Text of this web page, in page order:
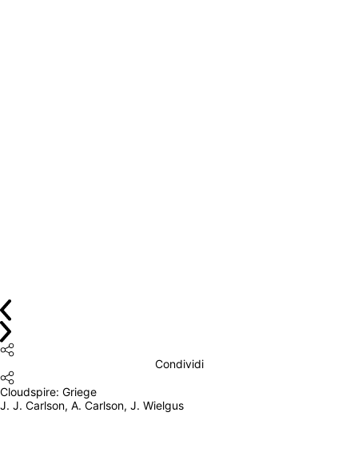
Condividi
Cloudspire: Griege
J. J. Carlson, A. Carlson, J. Wielgus